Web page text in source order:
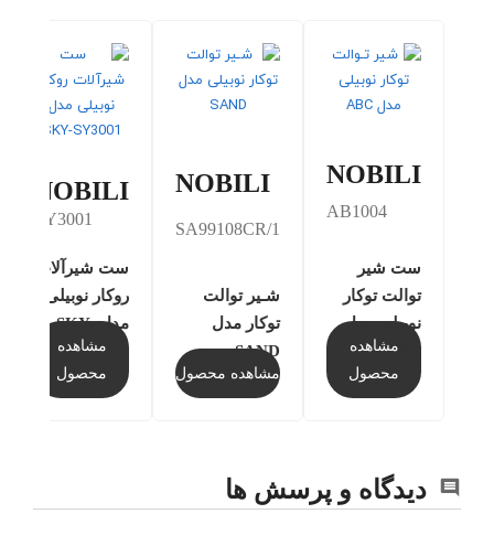
NOBILI
AB1004
ست شیر
توالت توکار
نوبیلی مدل
ABCمشاهده
محصول
NOBILI
SA99108CR/1
شـیر توالت
توکار مدل
SAND
مشاهده محصول
NOBILI
SY3001
ست شیرآلات
روکار نوبیلی
مدل SKY-
SY3001
مشاهده
محصول
دیدگاه و پرسش ها